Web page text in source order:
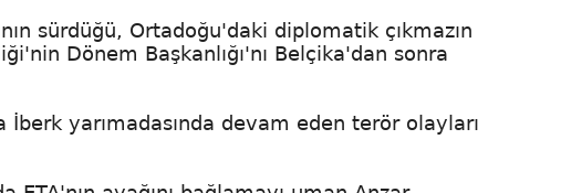
sürdüğü, Ortadoğu'daki diplomatik çıkmazın
Dönem Başkanlığı'nı Belçika'dan sonra
yarımadasında devam eden terör olayları